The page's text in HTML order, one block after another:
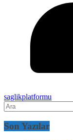
saglikplatformu
Son Yazılar